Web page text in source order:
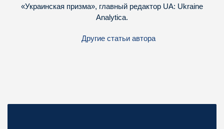
«Украинская призма», главный редактор UA: Ukraine
Analytica.
Другие статьи автора